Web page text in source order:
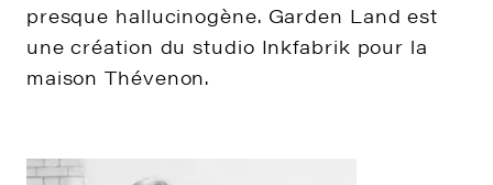
presque hallucinogène. Garden Land est
une création du studio Inkfabrik pour la
maison Thévenon.